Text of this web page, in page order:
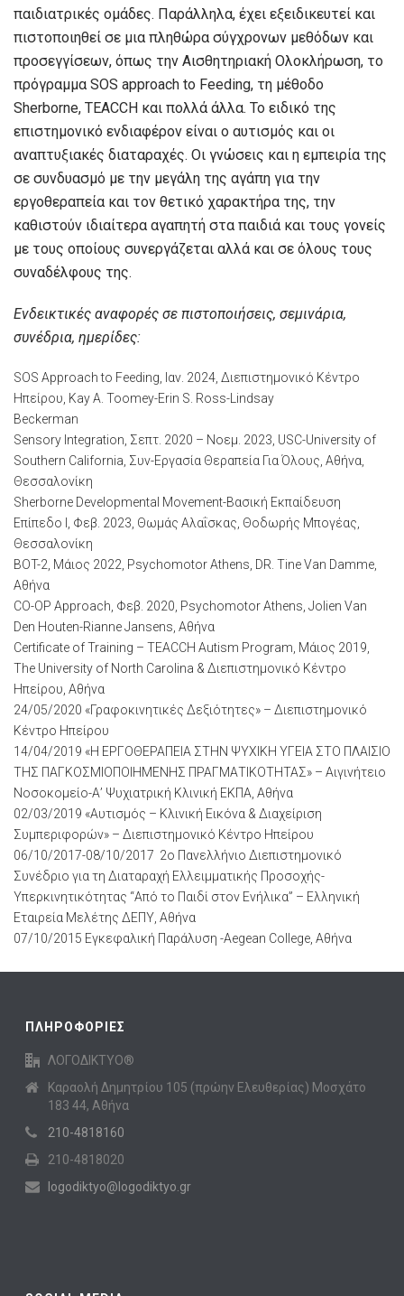
παιδιατρικές ομάδες. Παράλληλα, έχει εξειδικευτεί και
πιστοποιηθεί σε μια πληθώρα σύγχρονων μεθόδων και
προσεγγίσεων, όπως την Αισθητηριακή Ολοκλήρωση, το
πρόγραμμα SOS approach to Feeding, τη μέθοδο
Sherborne, TEACCH και πολλά άλλα. Το ειδικό της
επιστημονικό ενδιαφέρον είναι ο αυτισμός και οι
αναπτυξιακές διαταραχές. Οι γνώσεις και η εμπειρία της
σε συνδυασμό με την μεγάλη της αγάπη για την
εργοθεραπεία και τον θετικό χαρακτήρα της, την
καθιστούν ιδιαίτερα αγαπητή στα παιδιά και τους γονείς
με τους οποίους συνεργάζεται αλλά και σε όλους τους
συναδέλφους της.
Ενδεικτικές αναφορές σε πιστοποιήσεις, σεμινάρια,
συνέδρια, ημερίδες:
SOS Approach to Feeding, Ιαν. 2024, Διεπιστημονικό Κέντρο
Ηπείρου, Kay A. Toomey-Erin S. Ross-Lindsay
Beckerman
Sensory Integration, Σεπτ. 2020 – Νοεμ. 2023, USC-University of
Southern California, Συν-Εργασία Θεραπεία Για Όλους, Αθήνα,
Θεσσαλονίκη
Sherborne Developmental Movement-Βασική Εκπαίδευση
Επίπεδο Ι, Φεβ. 2023, Θωμάς Αλαΐσκας, Θοδωρής Μπογέας,
Θεσσαλονίκη
BOT-2, Μάιος 2022, Psychomotor Athens, DR. Tine Van Damme,
Αθήνα
CO-OP Approach, Φεβ. 2020, Psychomotor Athens, Jolien Van
Den Houten-Rianne Jansens, Αθήνα
Certificate of Training – TEACCH Autism Program, Μάιος 2019,
The University of North Carolina & Διεπιστημονικό Κέντρο
Ηπείρου, Αθήνα
24/05/2020 «Γραφοκινητικές Δεξιότητες» – Διεπιστημονικό
Κέντρο Ηπείρου
14/04/2019 «Η ΕΡΓΟΘΕΡΑΠΕΙΑ ΣΤΗΝ ΨΥΧΙΚΗ ΥΓΕΙΑ ΣΤΟ ΠΛΑΙΣΙΟ
ΤΗΣ ΠΑΓΚΟΣΜΙΟΠΟΙΗΜΕΝΗΣ ΠΡΑΓΜΑΤΙΚΟΤΗΤΑΣ» – Αιγινήτειο
Νοσοκομείο-Α’ Ψυχιατρική Κλινική ΕΚΠΑ, Αθήνα
02/03/2019 «Αυτισμός – Κλινική Εικόνα & Διαχείριση
Συμπεριφορών» – Διεπιστημονικό Κέντρο Ηπείρου
06/10/2017-08/10/2017 2ο Πανελλήνιο Διεπιστημονικό
Συνέδριο για τη Διαταραχή Ελλειμματικής Προσοχής-
Υπερκινητικότητας “Από το Παιδί στον Ενήλικα” – Ελληνική
Εταιρεία Μελέτης ΔΕΠΥ, Αθήνα
07/10/2015 Εγκεφαλική Παράλυση -Aegean College, Αθήνα
ΠΛΗΡΟΦΟΡΙΕΣ
ΛΟΓΟΔΙΚΤΥΟ®
Καραολή Δημητρίου 105 (πρώην Ελευθερίας) Μοσχάτο
183 44, Αθήνα
210-4818160
210-4818020
logodiktyo@logodiktyo.gr